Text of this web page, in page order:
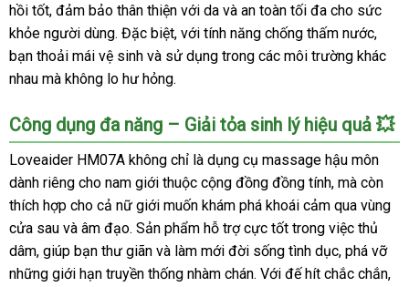
hồi tốt, đảm bảo thân thiện với da và an toàn tối đa cho sức
khỏe người dùng. Đặc biệt, với tính năng chống thấm nước,
bạn thoải mái vệ sinh và sử dụng trong các môi trường khác
nhau mà không lo hư hỏng.
Công dụng đa năng – Giải tỏa sinh lý hiệu quả 💥
Loveaider HM07A không chỉ là dụng cụ massage hậu môn
dành riêng cho nam giới thuộc cộng đồng đồng tính, mà còn
thích hợp cho cả nữ giới muốn khám phá khoái cảm qua vùng
cửa sau và âm đạo. Sản phẩm hỗ trợ cực tốt trong việc thủ
dâm, giúp bạn thư giãn và làm mới đời sống tình dục, phá vỡ
những giới hạn truyền thống nhàm chán. Với đế hít chắc chắn,